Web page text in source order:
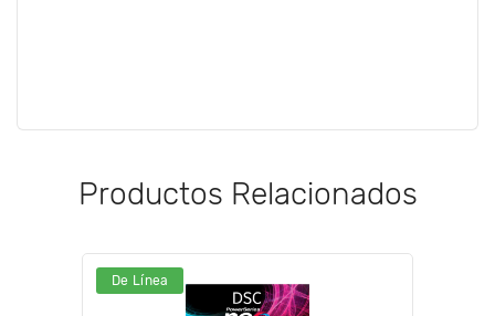
Productos Relacionados
De Línea